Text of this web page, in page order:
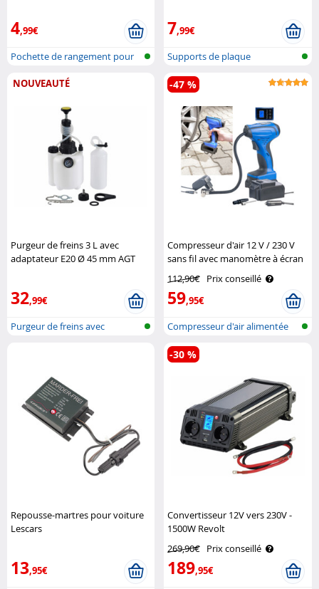
4,99€
Pochette de rangement pour
7,99€
Supports de plaque
d’immatriculatio..
NOUVEAUTÉ
Purgeur de freins 3 L avec
adaptateur E20 Ø 45 mm AGT
32,99€
Purgeur de freins avec
Compresseur d'air 12 V / 230 V
sans fil avec manomètre à écran
112,90€ Prix conseillé
59,95€
-47 %
Compresseur d'air alimentée
par bat..
Repousse-martres pour voiture
Lescars
13,95€
Convertisseur 12V vers 230V -
1500W Revolt
269,90€ Prix conseillé
189,95€
-30 %